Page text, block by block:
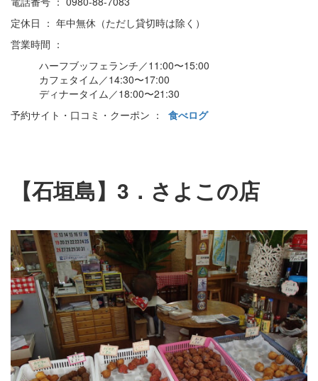
定休日 ： 年中無休（ただし貸切時は除く）
営業時間 ：
ハーフブッフェランチ／11:00〜15:00
カフェタイム／14:30〜17:00
ディナータイム／18:00〜21:30
予約サイト・口コミ・クーポン ： 食べログ
【石垣島】3．さよこの店